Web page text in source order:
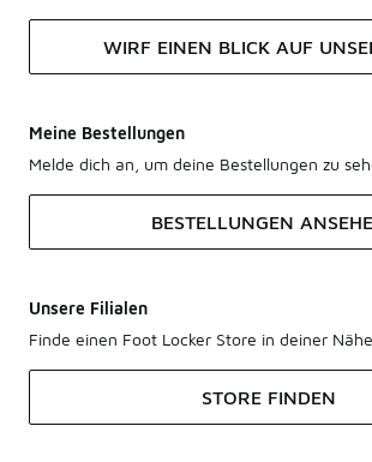
WIRF EINEN BLICK AUF
Meine Bestellungen
Melde dich an, um deine Bestellungen zu
BESTELLUNGEN
Unsere Filialen
Finde einen Foot Locker Store in deiner Nähe.
STORE FINDEN